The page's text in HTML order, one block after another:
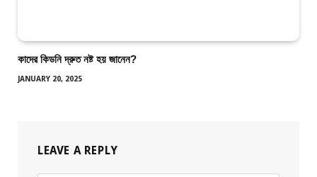
কাদের কিডনি দ্রুত নষ্ট হয় জানেন?
JANUARY 20, 2025
LEAVE A REPLY